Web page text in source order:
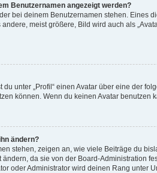
Benutzernamen angezeigt werden?
bei deinem Benutzernamen stehen. Eines
meist größere, Bild wird auch als
unter „Profil“ einen Avatar über eine der
können. Wenn du keinen Avatar benutzen
ändern?
stehen, zeigen an, wie viele Beiträge du
da sie von der Board-Administration
oder Administrator wird deinen Rang unter